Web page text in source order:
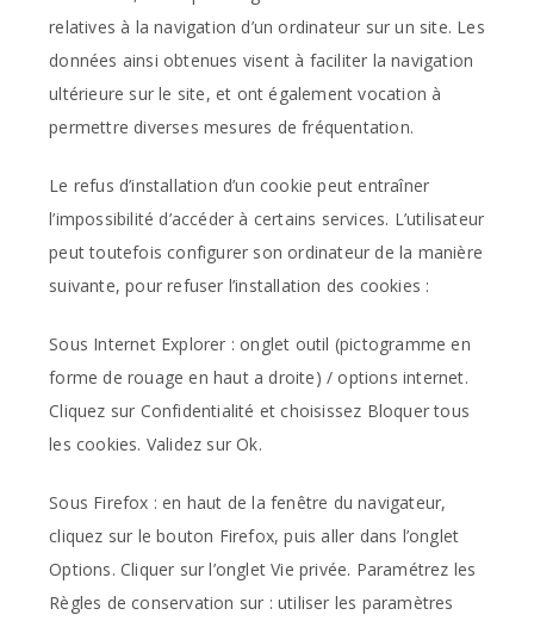
relatives à la navigation d’un ordinateur sur un site. Les
données ainsi obtenues visent à faciliter la navigation
ultérieure sur le site, et ont également vocation à
permettre diverses mesures de fréquentation.
Le refus d’installation d’un cookie peut entraîner
l’impossibilité d’accéder à certains services. L’utilisateur
peut toutefois configurer son ordinateur de la manière
suivante, pour refuser l’installation des cookies :
Sous Internet Explorer : onglet outil (pictogramme en
forme de rouage en haut a droite) / options internet.
Cliquez sur Confidentialité et choisissez Bloquer tous
les cookies. Validez sur Ok.
Sous Firefox : en haut de la fenêtre du navigateur,
cliquez sur le bouton Firefox, puis aller dans l’onglet
Options. Cliquer sur l’onglet Vie privée. Paramétrez les
Règles de conservation sur : utiliser les paramètres